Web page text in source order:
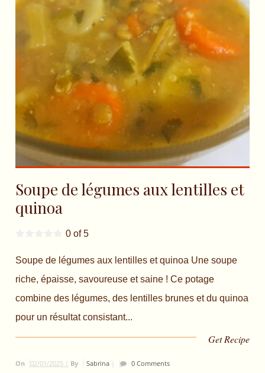
Soupe de légumes aux lentilles et
quinoa
0 of 5
Soupe de légumes aux lentilles et quinoa Une soupe
riche, épaisse, savoureuse et saine ! Ce potage
combine des légumes, des lentilles brunes et du quinoa
pour un résultat consistant...
Get Recipe
On 02/01/2025 | By Sabrina| 0 Comments